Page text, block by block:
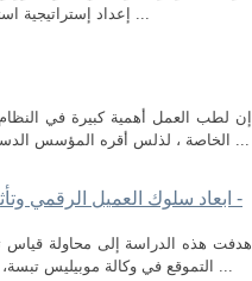
إعداد إستراتيجية استثمارية من خلال جملة من الإصلاحات الاقتصادية و القانونية تهدف إلى توفير بيئة حمائية ...
إن لطب العمل أهمية كبيرة في
الخاصة ، لذلس أقره المؤسس الدستور ونظمه في العديد من القوانين والتنظيمات ، كما ألقم الهيئات والممارسين الطبيين ...
ابعاد سلوك العميل الرقمي وتأثيره على إستراتيجية التموقع دراسة حالة: الوكالة التجارية موبيليس -تبسة -
هدفت هذه الدراسة إلى محاولة قياس
التموقع في وكالة موبيليس تبسة، حيث اعتمدت الدراسة على استخدام المنهج الوصفي التحليلي من خلال وصف متغيرات ...